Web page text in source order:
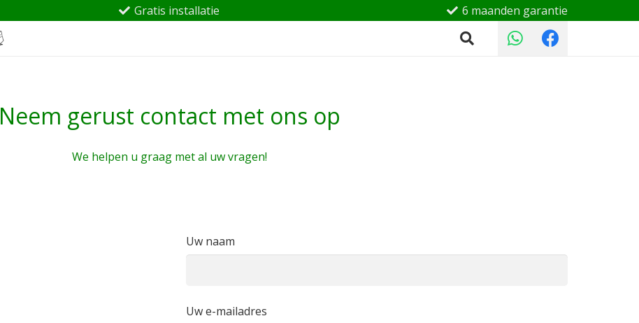
Gratis installatie 6 maanden garantie
Neem gerust contact met ons op
We helpen u graag met al uw vragen!
Uw naam
Uw e-mailadres